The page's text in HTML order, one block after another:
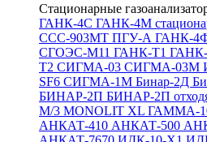
Стационарные
ГАНК-4С ГАНК-4М
ССС-903МТ ПГУ-А ГАНК-
СГОЭС-М11 ГАНК-Т1
Т2 СИГМА-03 СИГМА-03М
SF6 СИГМА-1М Бинар-2Д
БИНАР-2П БИНАР-2П
М/3 MONOLIT XL ГАММА-
АНКАТ-410 АНКАТ-500